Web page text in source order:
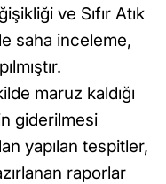
ve Sıfır Atık
saha inceleme,
maruz kaldığı
giderilmesi
yapılan tespitler,
raporlar